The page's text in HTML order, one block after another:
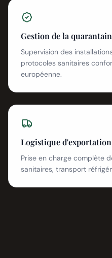
Gestion de la
Supervision des
protocoles sanitaires
européenne.
Logistique d'exportation
Prise en charge complète
sanitaires, transport